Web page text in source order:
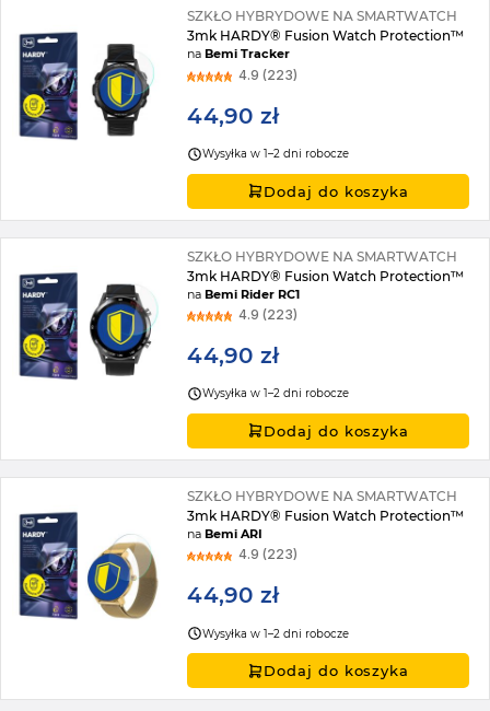
SZKŁO HYBRYDOWE NA SMARTWATCH
3mk HARDY® Fusion Watch Protection™
naBemi Tracker
4.9 (223)
44,90 zł
Wysyłka w 1–2 dni robocze
Dodaj do koszyka
SZKŁO HYBRYDOWE NA SMARTWATCH
3mk HARDY® Fusion Watch Protection™
naBemi Rider RC1
4.9 (223)
44,90 zł
Wysyłka w 1–2 dni robocze
Dodaj do koszyka
SZKŁO HYBRYDOWE NA SMARTWATCH
3mk HARDY® Fusion Watch Protection™
naBemi ARI
4.9 (223)
44,90 zł
Wysyłka w 1–2 dni robocze
Dodaj do koszyka